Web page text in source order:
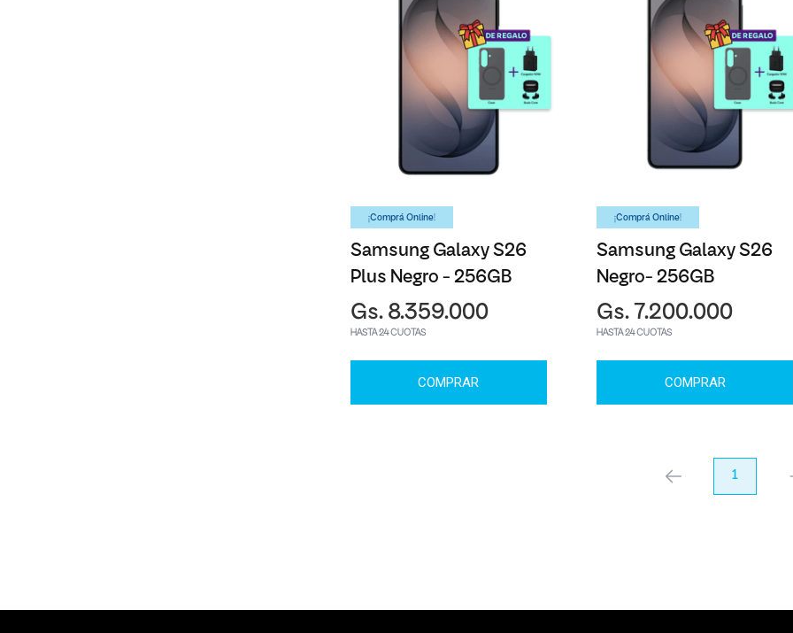
¡Comprá Online!
Samsung Galaxy S26
Plus Negro - 256GB
Gs. 8.359.000
HASTA 24 CUOTAS
COMPRAR
¡Comprá Online!
Samsung Galaxy S26
Negro- 256GB
Gs. 7.200.000
HASTA 24 CUOTAS
COMPRAR
anterior 1